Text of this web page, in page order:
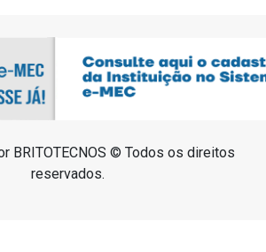
BRITOTECNOS © Todos os direitos
reservados.